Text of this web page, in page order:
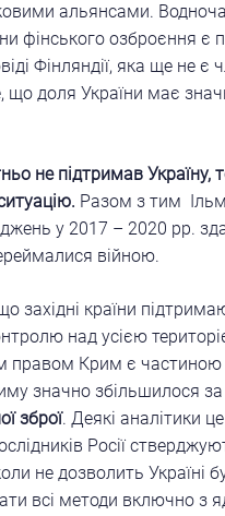
альянсами.
фінського озброєння є
Фінляндії, яка ще не
що доля України має
не підтримав
Разом з тим
у 2017 – 2020 рр.
війною.
західні країни
над усією
Крим є частиною
значно збільшилося за
зброї. Деякі аналітики
Росії
не дозволить Україні
всі методи включно з